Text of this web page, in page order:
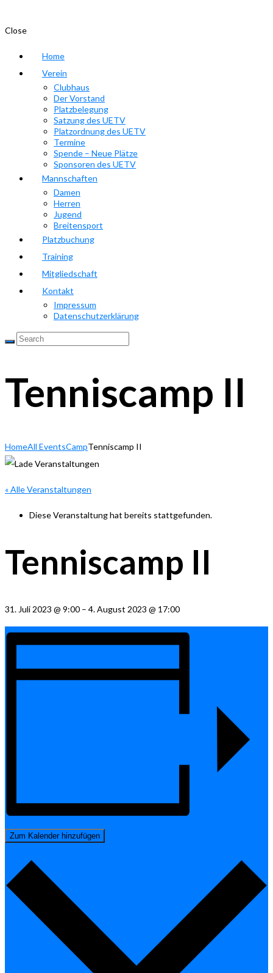
Close
Home
Verein
Clubhaus
Der Vorstand
Platzbelegung
Satzung des UETV
Platzordnung des UETV
Termine
Spende – Neue Plätze
Sponsoren des UETV
Mannschaften
Damen
Herren
Jugend
Breitensport
Platzbuchung
Training
Mitgliedschaft
Kontakt
Impressum
Datenschutzerklärung
Tenniscamp II
HomeAll EventsCampTenniscamp II
« Alle Veranstaltungen
Diese Veranstaltung hat bereits stattgefunden.
Tenniscamp II
31. Juli 2023 @ 9:00 – 4. August 2023 @ 17:00
Zum Kalender hinzufügen